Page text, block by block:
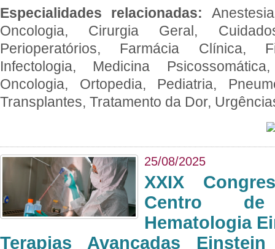
Especialidades relacionadas:
Oncologia, Cirurgia Geral,
Perioperatórios, Farmácia Clínica,
Infectologia, Medicina
Oncologia, Ortopedia, Pediatria,
Transplantes, Tratamento da Dor,
25/08/2025
XXIX
Centro
Hematologia
Terapias Avançadas